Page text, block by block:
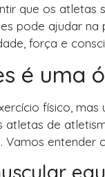
que os
pode ajudar
força e
é uma
físico,
de
Vamos